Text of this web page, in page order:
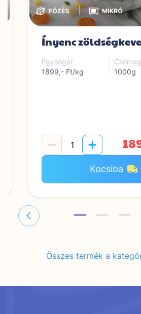
|
Ínyenc
Egységár
1899,- Ft/kg
1000g
Kocsiba
Összes termék a